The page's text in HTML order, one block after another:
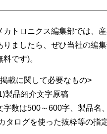
カトロニクス編集部では、
りましたら、ぜひ当社の編
料です)。
載に関して必要なもの>
製品紹介文字原稿
字数は500～600字、製品名
タログを使った抜粋等の指